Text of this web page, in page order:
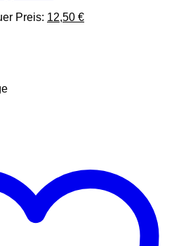
Preis: 12,50 €Aktueller